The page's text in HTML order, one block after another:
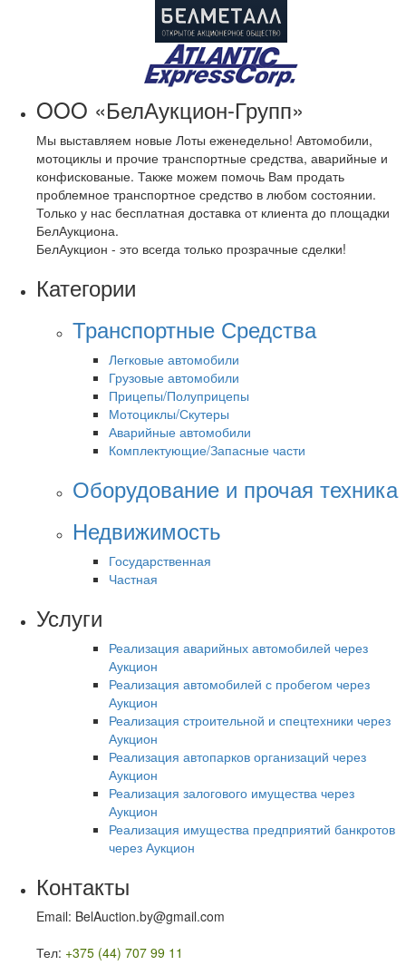
OOO «БелАукцион-Групп»
Мы выставляем новые Лоты еженедельно! Автомобили,
мотоциклы и прочие транспортные средства, аварийные и
конфискованые. Также можем помочь Вам продать
проблемное транспортное средство в любом состоянии.
Только у нас бесплатная доставка от клиента до площадки
БелАукциона.
БелАукцион - это всегда только прозрачные сделки!
Категории
Транспортные Средства
Легковые автомобили
Грузовые автомобили
Прицепы/Полуприцепы
Мотоциклы/Скутеры
Аварийные автомобили
Комплектующие/Запасные части
Оборудование и прочая техника
Недвижимость
Государственная
Частная
Услуги
Реализация аварийных автомобилей через
Аукцион
Реализация автомобилей с пробегом через
Аукцион
Реализация строительной и спецтехники через
Аукцион
Реализация автопарков организаций через
Аукцион
Реализация залогового имущества через
Аукцион
Реализация имущества предприятий банкротов
через Аукцион
Контакты
Email: BelAuction.by@gmail.com
Тел: +375 (44) 707 99 11